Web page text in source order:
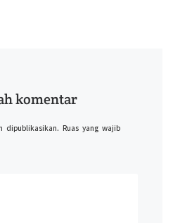
komentar
dipublikasikan. Ruas yang wajib